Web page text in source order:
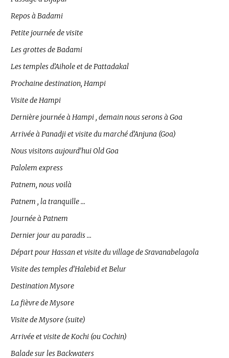
Repos à Badami
Petite journée de visite
Les grottes de Badami
Les temples d’Aihole et de Pattadakal
Prochaine destination, Hampi
Visite de Hampi
Dernière journée à Hampi , demain nous serons à Goa
Arrivée à Panadji et visite du marché d’Anjuna (Goa)
Nous visitons aujourd’hui Old Goa
Palolem express
Patnem, nous voilà
Patnem , la tranquille …
Journée à Patnem
Dernier jour au paradis …
Départ pour Hassan et visite du village de Sravanabelagola
Visite des temples d’Halebid et Belur
Destination Mysore
La fièvre de Mysore
Visite de Mysore (suite)
Arrivée et visite de Kochi (ou Cochin)
Balade sur les Backwaters